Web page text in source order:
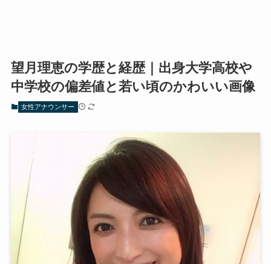
望月理恵の学歴と経歴｜出身大学高校や
中学校の偏差値と若い頃のかわいい画像
女性アナウンサー